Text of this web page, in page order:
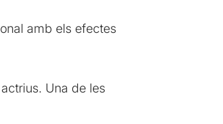
amb els efectes
Una de les